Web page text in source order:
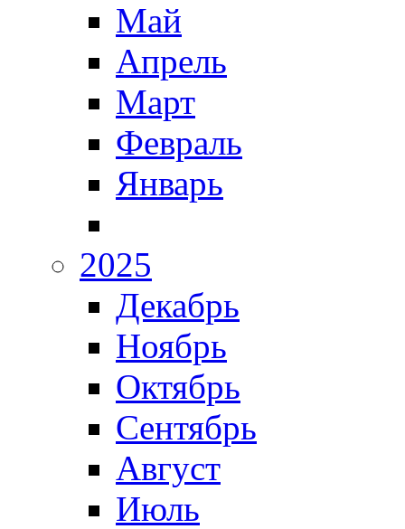
Май
Апрель
Март
Февраль
Январь
2025
Декабрь
Ноябрь
Октябрь
Сентябрь
Август
Июль